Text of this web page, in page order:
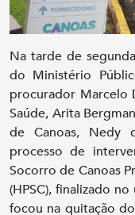
Na tarde de
do Ministério
procurador Marcelo
Saúde, Arita
de Canoas, Nedy
processo de
Socorro de Canoas
(HPSC), finalizado
focou na quitação